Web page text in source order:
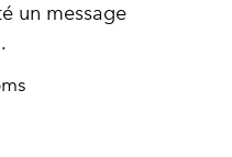
un message